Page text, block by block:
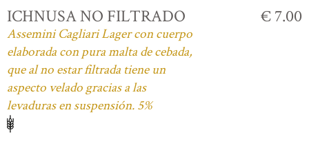
ICHNUSA NO FILTRADO
Assemini Cagliari Lager con cuerpo
elaborada con pura malta de cebada,
que al no estar filtrada tiene un
aspecto velado gracias a las
levaduras en suspensión. 5%
€ 7.00